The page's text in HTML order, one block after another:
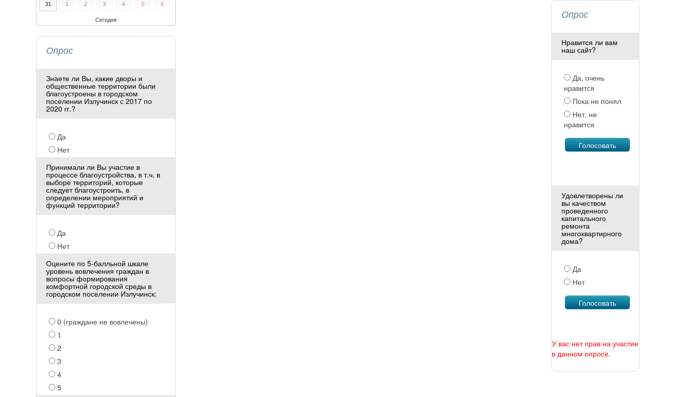
31 1 2 3 4 5 6
Сегодня
Опрос
Знаете ли Вы, какие дворы и
общественные территории были
благоустроены в городском
поселении Излучинск с 2017 по
2020 гг.?
Да
Нет
Принимали ли Вы участие в
процессе благоустройства, в т.ч. в
выборе территорий, которые
следует благоустроить, в
определении мероприятий и
функций территории?
Да
Нет
Оцените по 5-балльной шкале
уровень вовлечения граждан в
вопросы формирования
комфортной городской среды в
городском поселении Излучинск:
0 (граждане не вовлечены)
1
2
3
4
5
Опрос
Нравится ли вам
наш сайт?
Да, очень
нравится
Пока не понял
Нет, не
нравится
Удовлетворены ли
вы качеством
проведенного
капитального
ремонта
многоквартирного
дома?
Да
Нет
У вас нет прав на участие
в данном опросе.